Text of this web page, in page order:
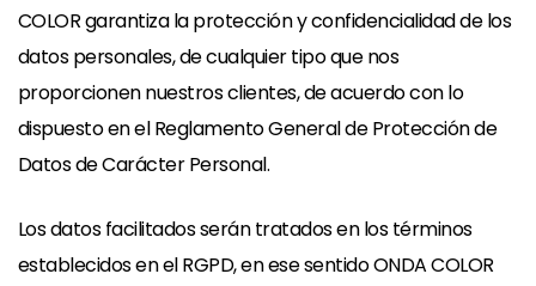
COLOR garantiza la protección y confidencialidad de los
datos personales, de cualquier tipo que nos
proporcionen nuestros clientes, de acuerdo con lo
dispuesto en el Reglamento General de Protección de
Datos de Carácter Personal.
Los datos facilitados serán tratados en los términos
establecidos en el RGPD, en ese sentido ONDA COLOR